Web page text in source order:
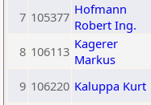
7 105377 Hofmann
Robert Ing.
8 106113 Kagerer
Markus
9 106220 Kaluppa Kurt